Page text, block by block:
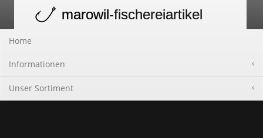
navigation
marowil-fischereiartikel
Home
Informationen
Unser Sortiment